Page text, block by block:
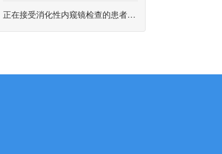
正在接受消化性内窥镜检查的患者中自我报告的非纤维小麦敏感性（NCW）